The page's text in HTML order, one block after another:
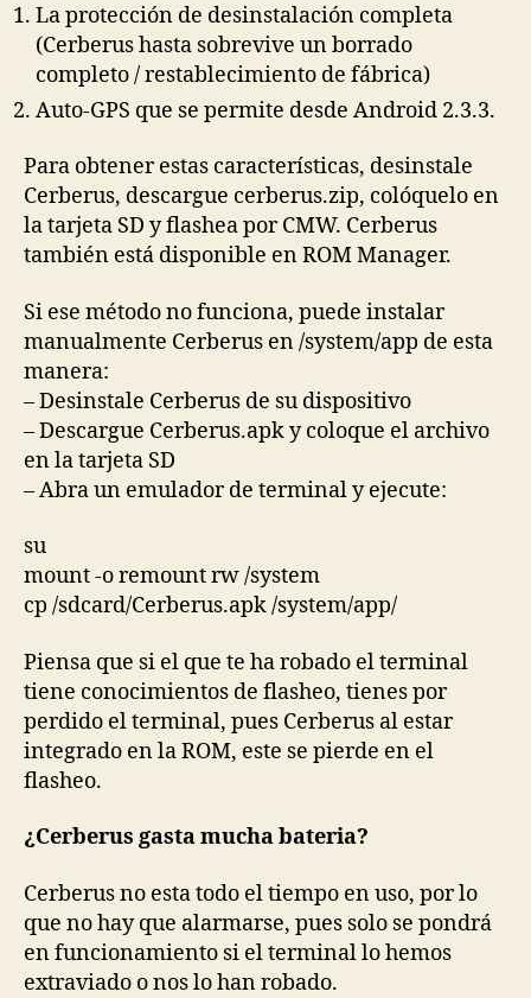
La protección de desinstalación completa
(Cerberus hasta sobrevive un borrado
completo / restablecimiento de fábrica)
Auto-GPS que se permite desde Android 2.3.3.
Para obtener estas características, desinstale
Cerberus, descargue cerberus.zip, colóquelo en
la tarjeta SD y flashea por CMW. Cerberus
también está disponible en ROM Manager.
Si ese método no funciona, puede instalar
manualmente Cerberus en /system/app de esta
manera:
– Desinstale Cerberus de su dispositivo
– Descargue Cerberus.apk y coloque el archivo
en la tarjeta SD
– Abra un emulador de terminal y ejecute:
su
mount -o remount rw /system
cp /sdcard/Cerberus.apk /system/app/
Piensa que si el que te ha robado el terminal
tiene conocimientos de flasheo, tienes por
perdido el terminal, pues Cerberus al estar
integrado en la ROM, este se pierde en el
flasheo.
¿Cerberus gasta mucha bateria?
Cerberus no esta todo el tiempo en uso, por lo
que no hay que alarmarse, pues solo se pondrá
en funcionamiento si el terminal lo hemos
extraviado o nos lo han robado.